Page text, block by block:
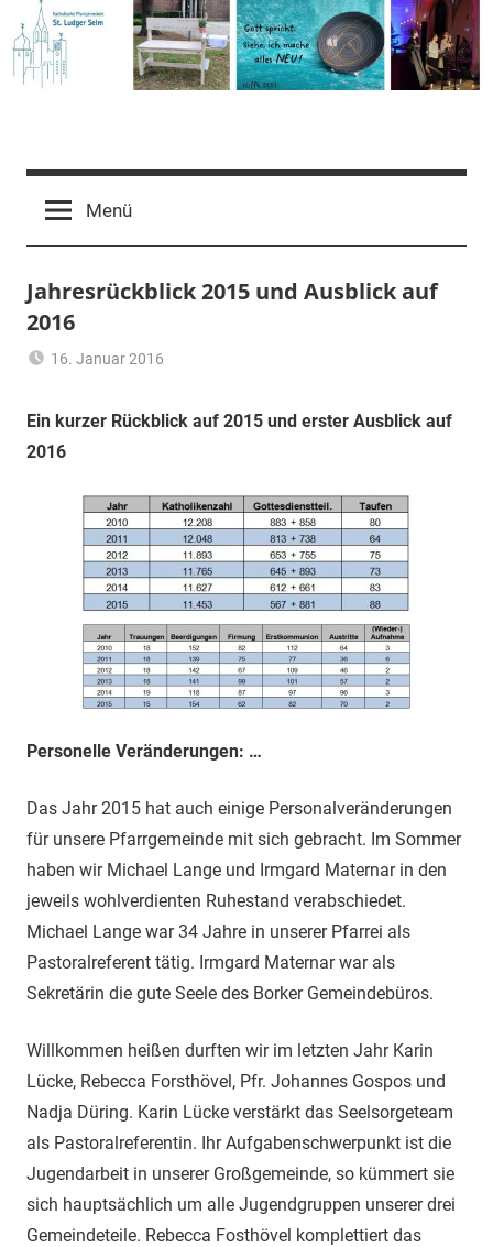
Inhalt
springen
Pfarrgemeinde
St.
Ludger
Selm
Menü
Jahresrückblick 2015 und Ausblick auf
2016
16. Januar 2016
Themann
Allgemein
Ein kurzer Rückblick auf 2015 und erster Ausblick auf
2016
Personelle Veränderungen: …
Das Jahr 2015 hat auch einige Personalveränderungen
für unsere Pfarrgemeinde mit sich gebracht. Im Sommer
haben wir Michael Lange und Irmgard Maternar in den
jeweils wohlverdienten Ruhestand verabschiedet.
Michael Lange war 34 Jahre in unserer Pfarrei als
Pastoralreferent tätig. Irmgard Maternar war als
Sekretärin die gute Seele des Borker Gemeindebüros.
Willkommen heißen durften wir im letzten Jahr Karin
Lücke, Rebecca Forsthövel, Pfr. Johannes Gospos und
Nadja Düring. Karin Lücke verstärkt das Seelsorgeteam
als Pastoralreferentin. Ihr Aufgabenschwerpunkt ist die
Jugendarbeit in unserer Großgemeinde, so kümmert sie
sich hauptsächlich um alle Jugendgruppen unserer drei
Gemeindeteile. Rebecca Fosthövel komplettiert das